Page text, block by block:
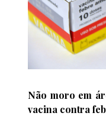
Não moro em
vacina contra